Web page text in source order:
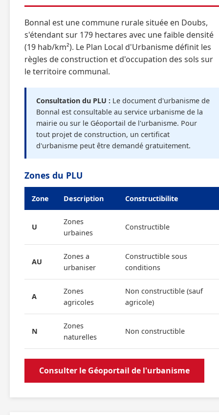
Bonnal est une commune rurale située en Doubs,
s'étendant sur 179 hectares avec une faible densité
(19 hab/km²). Le Plan Local d'Urbanisme définit les
règles de construction et d'occupation des sols sur
le territoire communal.
Consultation du PLU : Le document d'urbanisme de
Bonnal est consultable au service urbanisme de la
mairie ou sur le Géoportail de l'urbanisme. Pour
tout projet de construction, un certificat
d'urbanisme peut être demandé gratuitement.
Zones du PLU
Zone Description Constructibilite
U
Zones
urbaines
Constructible
AU
Zones a
urbaniser
Constructible sous
conditions
A
Zones
agricoles
Non constructible (sauf
agricole)
N
Zones
naturelles
Non constructible
Consulter le Géoportail de l'urbanisme